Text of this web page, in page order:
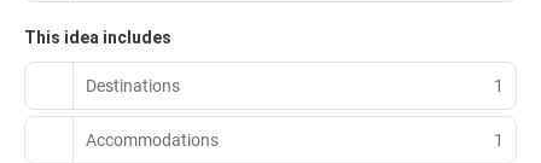
This idea includes
Destinations 1
Accommodations 1